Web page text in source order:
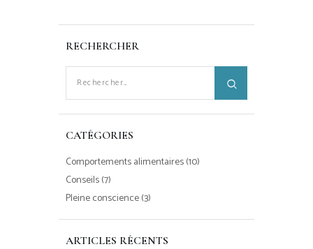
RECHERCHER
CATÉGORIES
Comportements alimentaires(10)
Conseils(7)
Pleine conscience(3)
ARTICLES RÉCENTS